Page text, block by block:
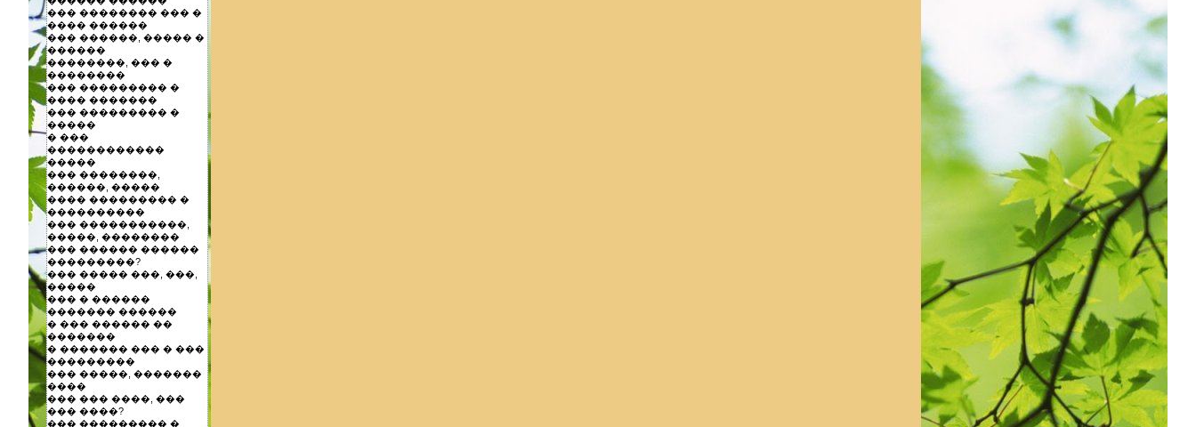
��� �������� ��� �
���� ������
��� ������, ����� �
������
��������, ��� �
��������
��� ��������� �
���� �������
��� ��������� �
�����
� ���
������������
�����
��� ��������,
������, �����
���� ��������� �
����������
��� �����������,
�����, ��������
��� ������ ������
���������?
��� ����� ���, ���,
�����
��� � ������
������� ������
� ��� ������ ��
�������
� ������� ��� � ���
���������
��� �����, �������
����
��� ��� ����, ���
��� ����?
��� ��������� �